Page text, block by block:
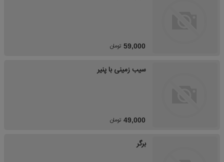
59,000 تومان
سیب زمینی با پنیر
49,000 تومان
برگر